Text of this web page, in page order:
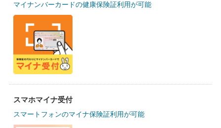
マイナンバーカードの健康保険証利用が可能
スマホマイナ受付
スマートフォンのマイナ保険証利用が可能